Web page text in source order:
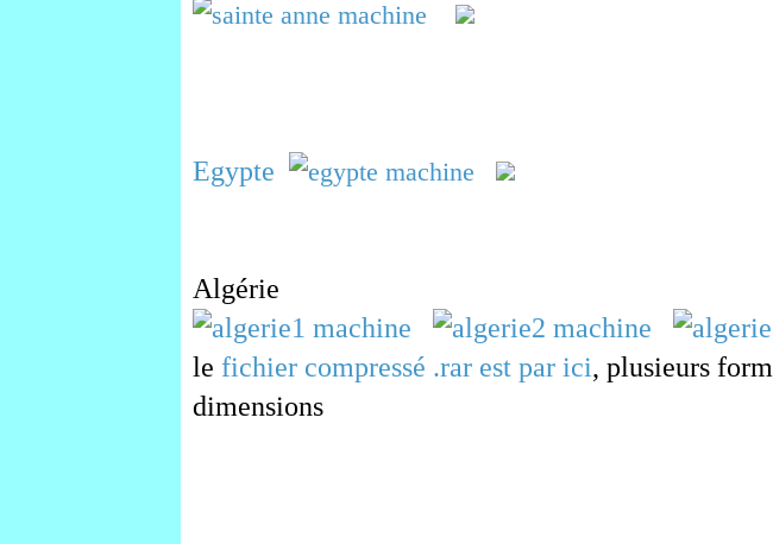
Egypte
Algérie
le fichier compressé .rar est par ici, plusieurs
dimensions